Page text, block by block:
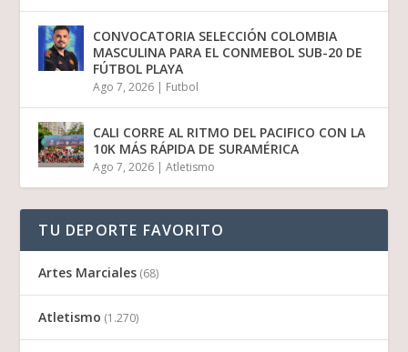
CONVOCATORIA SELECCIÓN COLOMBIA
MASCULINA PARA EL CONMEBOL SUB-20 DE
FÚTBOL PLAYA
Ago 7, 2026 | Futbol
CALI CORRE AL RITMO DEL PACIFICO CON LA
10K MÁS RÁPIDA DE SURAMÉRICA
Ago 7, 2026 |Atletismo
TU DEPORTE FAVORITO
Artes Marciales (68)
Atletismo (1.270)